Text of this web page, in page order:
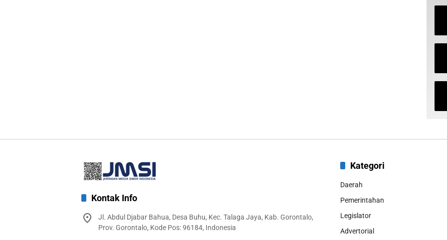
Kontak Info
Jl. Abdul Djabar Bahua, Desa Buhu, Kec. Talaga Jaya, Kab. Gorontalo,
Prov. Gorontalo, Kode Pos: 96184, Indonesia
Kategori
Daerah
Pemerintahan
Legislator
Advertorial